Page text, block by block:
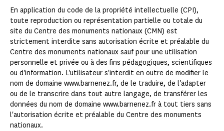
En application du code de la propriété intellectuelle (CPI),
toute reproduction ou représentation partielle ou totale du
site du Centre des monuments nationaux (CMN) est
strictement interdite sans autorisation écrite et préalable du
Centre des monuments nationaux sauf pour une utilisation
personnelle et privée ou à des fins pédagogiques, scientifiques
ou d'information. L'utilisateur s'interdit en outre de modifier le
nom de domaine www.barnenez.fr, de le traduire, de l'adapter
ou de le transcrire dans tout autre langage, de transférer les
données du nom de domaine www.barnenez.fr à tout tiers sans
l'autorisation écrite et préalable du Centre des monuments
nationaux.